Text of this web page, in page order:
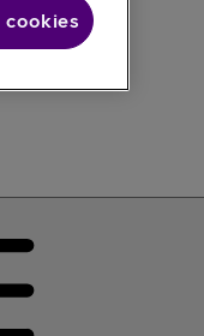
cookies